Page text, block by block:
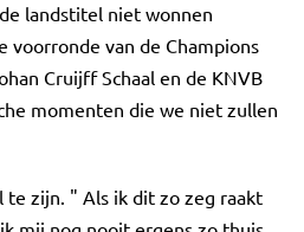
landstitel niet wonnen
voorronde van de Champions
Cruijff Schaal en de KNVB
momenten die we niet zullen
zijn. " Als ik dit zo zeg raakt